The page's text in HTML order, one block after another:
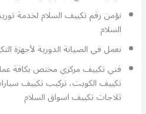
نؤمن رقم تكييف السلام لخدمة
السلام
نعمل في الصيانة الدورية لأجهزة
فني تكييف مركزي مختص بكافة
تكييف الكويت، تركيب تكييف
ثلاجات تكييف اسواق السلام